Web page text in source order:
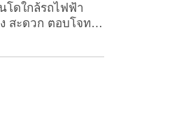
โดใกล้รถไฟฟ้า
สะดวก ตอบโจทย์